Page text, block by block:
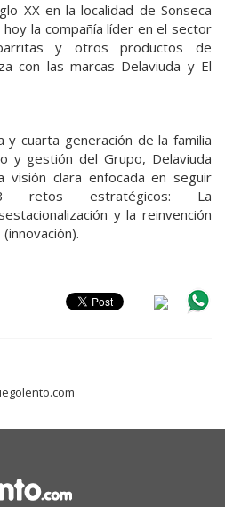
XX en la localidad de Sonseca
la compañía líder en el sector
y otros productos de
con las marcas Delaviuda y El
cuarta generación de la familia
y gestión del Grupo, Delaviuda
visión clara enfocada en seguir
retos estratégicos: La
y la reinvención